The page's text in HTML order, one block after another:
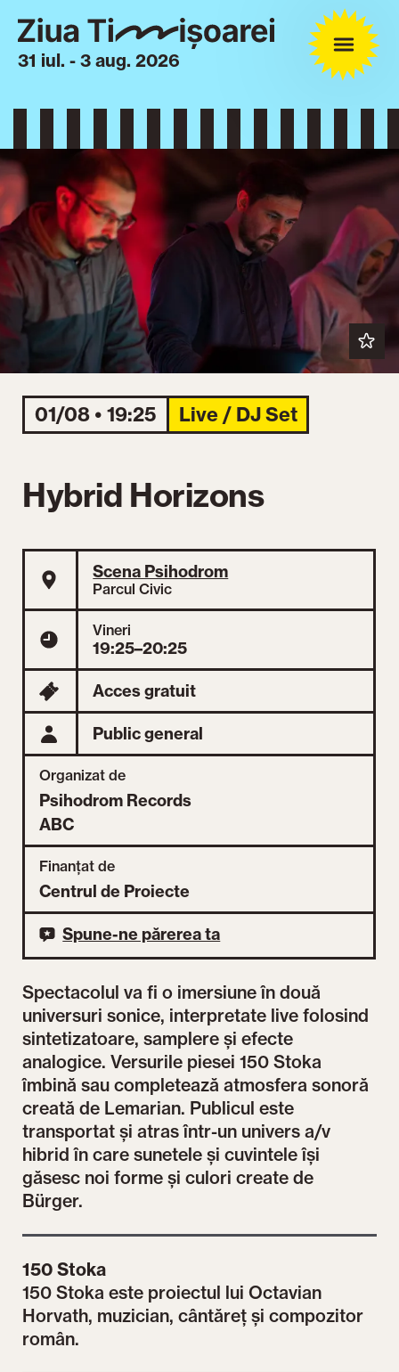
31 iul. - 3 aug. 2026
01/08 • 19:25 Live / DJ Set
Spectacolul va fi o imersiune în două
universuri sonice, interpretate live folosind
sintetizatoare, samplere și efecte
analogice. Versurile piesei 150 Stoka
îmbină sau completează atmosfera sonoră
creată de Lemarian. Publicul este
transportat și atras într-un univers a/v
hibrid în care sunetele și cuvintele își
găsesc noi forme și culori create de
Bürger.
150 Stoka
150 Stoka este proiectul lui Octavian
Horvath, muzician, cântăreț și compozitor
român.
Hybrid Horizons
Scena Psihodrom
Parcul Civic
Vineri
19:25–20:25
Acces gratuit
Public general
Organizat de
Psihodrom Records
ABC
Finanțat de
Centrul de Proiecte
Spune-ne părerea ta